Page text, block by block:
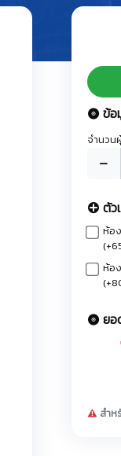
ข้อ
จำนวน
ตัว
ห้อ
ห้อ
ยอ
สำห